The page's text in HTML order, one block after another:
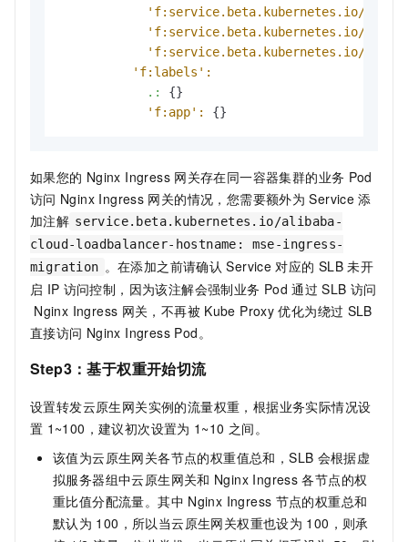
'f:service.beta.kubernetes.io/
'f:service.beta.kubernetes.io/
'f:service.beta.kubernetes.io/
'f:labels':
.:
{}
'f:app':
{}
如果您的 Nginx Ingress 网关存在同一容器集群的业务 Pod
访问 Nginx Ingress 网关的情况，您需要额外为 Service 添
加注解 service.beta.kubernetes.io/alibaba-
cloud-loadbalancer-hostname: mse-ingress-
migration 。在添加之前请确认 Service 对应的 SLB 未开
启 IP 访问控制，因为该注解会强制业务 Pod 通过 SLB 访问
Nginx Ingress 网关，不再被 Kube Proxy 优化为绕过 SLB
直接访问 Nginx Ingress Pod。
Step3：基于权重开始切流
设置转发云原生网关实例的流量权重，根据业务实际情况设
置 1~100，建议初次设置为 1~10 之间。
该值为云原生网关各节点的权重值总和，SLB 会根据虚
拟服务器组中云原生网关和 Nginx Ingress 各节点的权
重比值分配流量。其中 Nginx Ingress 节点的权重总和
默认为 100，所以当云原生网关权重也设为 100，则承